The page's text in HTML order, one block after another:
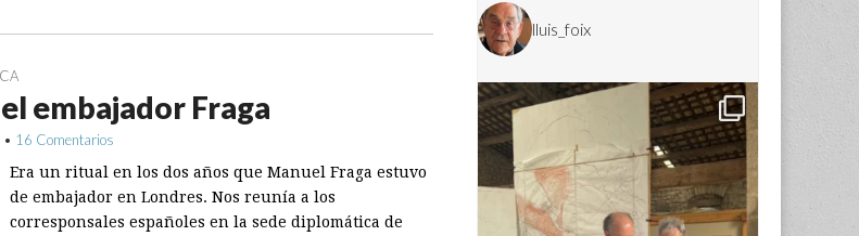
embajador Fraga
• 16 Comentarios
Era un ritual en los dos años que Manuel Fraga estuvo
de embajador en Londres. Nos reunía a los
corresponsales españoles en la sede diplomática de
lluis_foix